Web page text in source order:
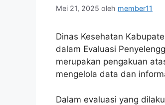
Mei 21, 2025 oleh member11
Dinas Kesehatan
dalam Evaluasi
merupakan pengakuan
mengelola data dan
Dalam evaluasi yang